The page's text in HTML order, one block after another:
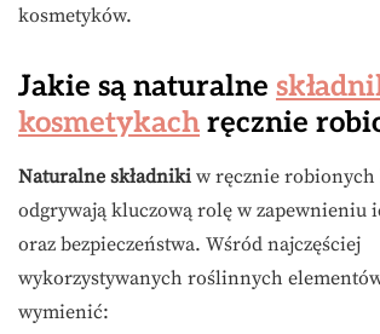
kosmetyków.
Jakie są naturalne
kosmetykach ręcznie
Naturalne składniki w ręcznie robionych
odgrywają kluczową rolę w zapewnieniu
oraz bezpieczeństwa. Wśród najczęściej
wykorzystywanych roślinnych
wymienić: